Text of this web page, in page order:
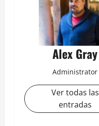
Alex Gray
Administrator
Ver todas las
entradas